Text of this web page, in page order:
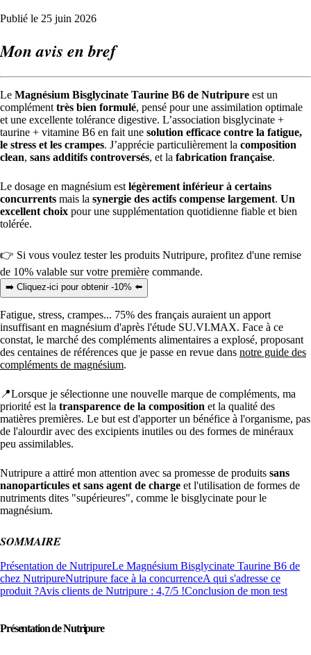
Publié le 25 juin 2026
Mon avis en bref
Le Magnésium Bisglycinate Taurine B6 de Nutripure est un
complément très bien formulé, pensé pour une assimilation optimale
et une excellente tolérance digestive. L’association bisglycinate +
taurine + vitamine B6 en fait une solution efficace contre la fatigue,
le stress et les crampes. J’apprécie particulièrement la composition
clean, sans additifs controversés, et la fabrication française.
Le dosage en magnésium est légèrement inférieur à certains
concurrents mais la synergie des actifs compense largement. Un
excellent choix pour une supplémentation quotidienne fiable et bien
tolérée.
👉 Si vous voulez tester les produits Nutripure, profitez d'une remise
de 10% valable sur votre première commande.
➡️ Cliquez-ici pour obtenir -10% ⬅️
Fatigue, stress, crampes... 75% des français auraient un apport
insuffisant en magnésium d'après l'étude SU.VI.MAX. Face à ce
constat, le marché des compléments alimentaires a explosé, proposant
des centaines de références que je passe en revue dans notre guide des
compléments de magnésium.
📍Lorsque je sélectionne une nouvelle marque de compléments, ma
priorité est la transparence de la composition et la qualité des
matières premières. Le but est d'apporter un bénéfice à l'organisme, pas
de l'alourdir avec des excipients inutiles ou des formes de minéraux
peu assimilables.
Nutripure a attiré mon attention avec sa promesse de produits sans
nanoparticules et sans agent de charge et l'utilisation de formes de
nutriments dites "supérieures", comme le bisglycinate pour le
magnésium.
SOMMAIRE
Présentation de NutripureLe Magnésium Bisglycinate Taurine B6 de
chez NutripureNutripure face à la concurrenceA qui s'adresse ce
produit ?Avis clients de Nutripure : 4,7/5 !Conclusion de mon test
Présentation de Nutripure